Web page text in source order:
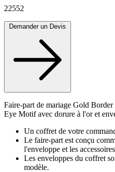
22552
Faire-part de mariage Gold
Eye Motif avec dorure à l'or et
Un coffret de votre
Le faire-part est conçu
l'enveloppe et les
Les enveloppes du coffret
modèle.